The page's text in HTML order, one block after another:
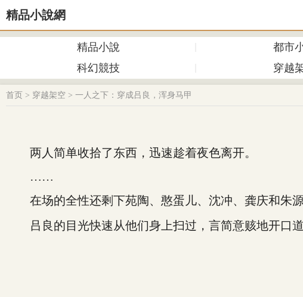
精品小說網
精品小說 都市
科幻競技
穿越
首页 > 穿越架空 > 一人之下：穿成吕良，浑身马甲
两人简单收拾了东西，迅速趁着夜色离开。
……
在场的全性还剩下苑陶、憨蛋儿、沈冲、龚庆和朱源
吕良的目光快速从他们身上扫过，言简意赅地开口道